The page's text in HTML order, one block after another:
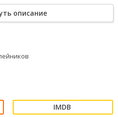
парочке предстоит стать
и показать местным
И, конечно же, найти свою
описание